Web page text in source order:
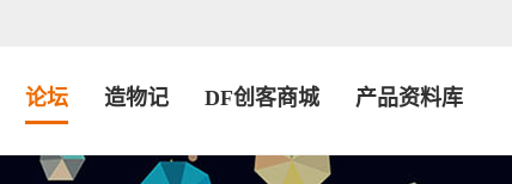
论坛 造物记 DF创客商城 产品资料库